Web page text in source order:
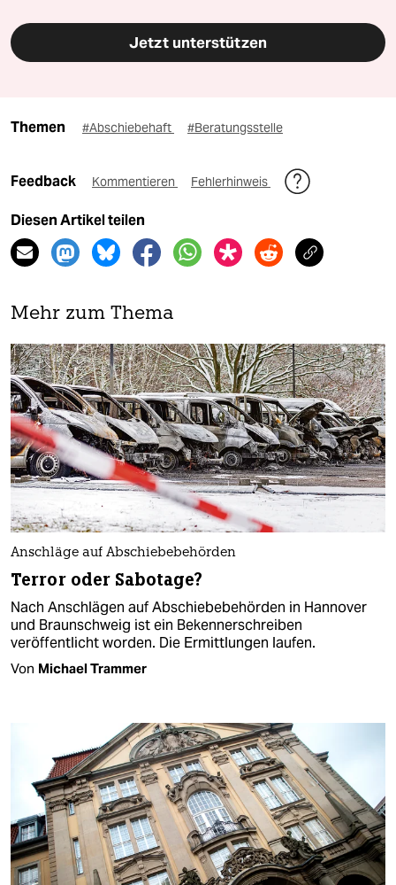
Jetzt unterstützen
Themen #Abschiebehaft #Beratungsstelle
Feedback Kommentieren Fehlerhinweis
Diesen Artikel teilen
Mehr zum Thema
Anschläge auf Abschiebebehörden
Terror oder Sabotage?
Nach Anschlägen auf Abschiebebehörden in Hannover
und Braunschweig ist ein Bekennerschreiben
veröffentlicht worden. Die Ermittlungen laufen.
Von Michael Trammer